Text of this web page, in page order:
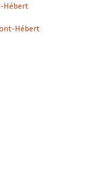
Hébert
Hébert